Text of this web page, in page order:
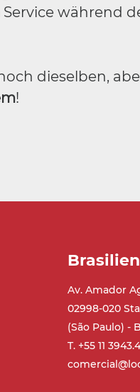
während
dieselben,
!
Brasilien
Av. Amador
02998-020
(São Paulo) -
T. +55 11